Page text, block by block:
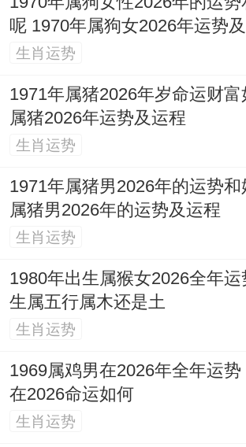
定执位。
11月26日（星期四，农历十月
天宜结婚、纳采、订婚、祭祀
行、解除、伐木、出火、入宅
卸、装修、栽种、安葬、入殓；
忌破土、动土、安门、作灶、
日干支位甲辰；岁煞在南、狗
戍），值日位执执位。
11月29日（星期日，农历十月
11月一言以蔽之一个订婚吉日
机械、破土、安葬；
忌结婚、搬家、出火、开市、
呢 1970年属狗女2026年运势
生肖运势
1971年属猪2026年岁命运财
属猪2026年运势及运程
生肖运势
1971年属猪男2026年的运势
属猪男2026年的运势及运程
生肖运势
1980年出生属猴女2026全年运
生属五行属木还是土
生肖运势
1969属鸡男在2026年全年运势
在2026命运如何
生肖运势